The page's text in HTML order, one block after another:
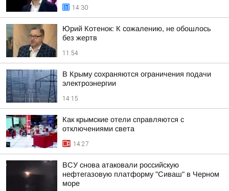
14:30
Юрий Котенок: К сожалению, не обошлось
без жертв
11:54
В Крыму сохраняются ограничения подачи
электроэнергии
14:15
Как крымские отели справляются с
отключениями света
14:27
ВСУ снова атаковали российскую
нефтегазовую платформу "Сиваш" в Черном
море